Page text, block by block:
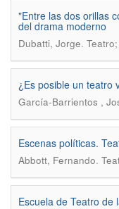
"Entre las dos orillas
del drama moderno
Dubatti, Jorge.
¿Es posible un teatro
García-Barrientos ,
Escenas políticas.
Abbott, Fernando.
Escuela de Teatro de